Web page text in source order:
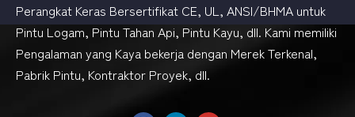
Perangkat Keras Bersertifikat CE, UL, ANSI/BHMA untuk
Pintu Logam, Pintu Tahan Api, Pintu Kayu, dll. Kami memiliki
Pengalaman yang Kaya bekerja dengan Merek Terkenal,
Pabrik Pintu, Kontraktor Proyek, dll.